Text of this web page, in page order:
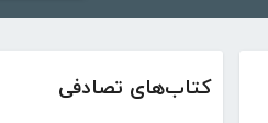
کتاب‌های تصادفی